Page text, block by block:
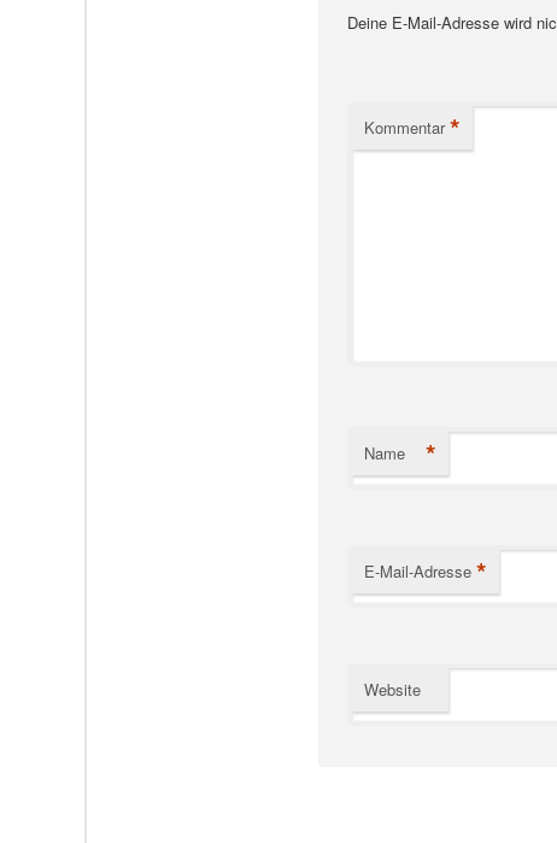
Deine E-Mail-Adresse wird
Kommentar *
Name *
E-Mail-Adresse *
Website